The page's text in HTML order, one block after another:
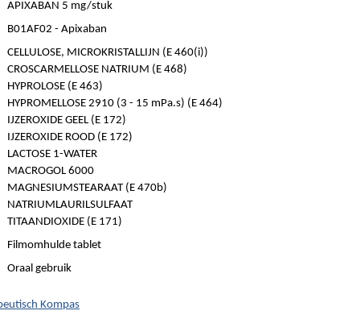
APIXABAN 5 mg/stuk
B01AF02 - Apixaban
CELLULOSE, MICROKRISTALLIJN (E 460(i))
CROSCARMELLOSE NATRIUM (E 468)
HYPROLOSE (E 463)
HYPROMELLOSE 2910 (3 - 15 mPa.s) (E 464)
IJZEROXIDE GEEL (E 172)
IJZEROXIDE ROOD (E 172)
LACTOSE 1-WATER
MACROGOL 6000
MAGNESIUMSTEARAAT (E 470b)
NATRIUMLAURILSULFAAT
TITAANDIOXIDE (E 171)
Filmomhulde tablet
Oraal gebruik
Kompas